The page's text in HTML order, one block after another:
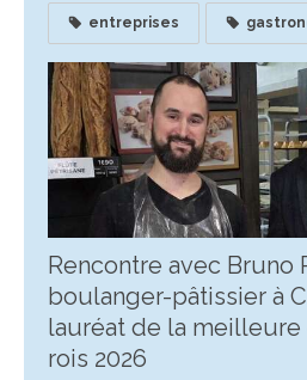
entreprises
Rencontre avec Bruno
boulanger-pâtissier à
lauréat de la
rois 2026